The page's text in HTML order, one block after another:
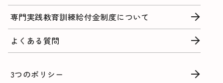
専門実践教育訓練給付金制度について
よくある質問
3つのポリシー